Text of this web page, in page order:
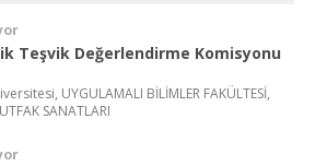
Teşvik Değerlendirme Komisyonu
UYGULAMALI BİLİMLER FAKÜLTESİ,
SANATLARI